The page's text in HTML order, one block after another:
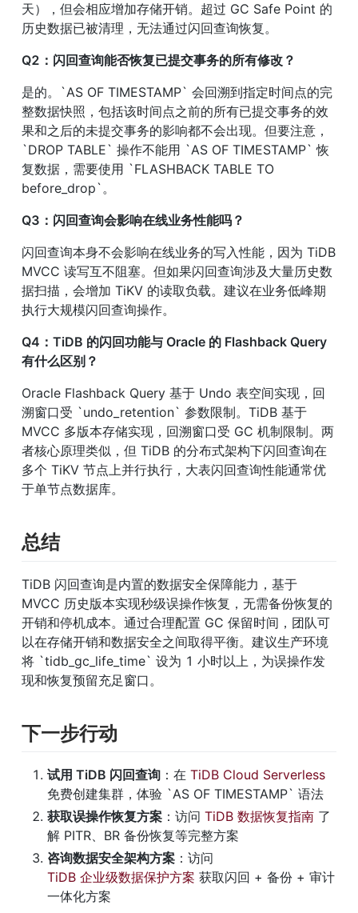
天），但会相应增加存储开销。超过 GC Safe Point 的
历史数据已被清理，无法通过闪回查询恢复。
Q2：闪回查询能否恢复已提交事务的所有修改？
是的。`AS OF TIMESTAMP` 会回溯到指定时间点的完
整数据快照，包括该时间点之前的所有已提交事务的效
果和之后的未提交事务的影响都不会出现。但要注意，
`DROP TABLE` 操作不能用 `AS OF TIMESTAMP` 恢
复数据，需要使用 `FLASHBACK TABLE TO
before_drop`。
Q3：闪回查询会影响在线业务性能吗？
闪回查询本身不会影响在线业务的写入性能，因为 TiDB
MVCC 读写互不阻塞。但如果闪回查询涉及大量历史数
据扫描，会增加 TiKV 的读取负载。建议在业务低峰期
执行大规模闪回查询操作。
Q4：TiDB 的闪回功能与 Oracle 的 Flashback Query
有什么区别？
Oracle Flashback Query 基于 Undo 表空间实现，回
溯窗口受 `undo_retention` 参数限制。TiDB 基于
MVCC 多版本存储实现，回溯窗口受 GC 机制限制。两
者核心原理类似，但 TiDB 的分布式架构下闪回查询在
多个 TiKV 节点上并行执行，大表闪回查询性能通常优
于单节点数据库。
总结
TiDB 闪回查询是内置的数据安全保障能力，基于
MVCC 历史版本实现秒级误操作恢复，无需备份恢复的
开销和停机成本。通过合理配置 GC 保留时间，团队可
以在存储开销和数据安全之间取得平衡。建议生产环境
将 `tidb_gc_life_time` 设为 1 小时以上，为误操作发
现和恢复预留充足窗口。
下一步行动
试用 TiDB 闪回查询 ：在 TiDB Cloud Serverless
免费创建集群，体验 `AS OF TIMESTAMP` 语法
获取误操作恢复方案 ：访问 TiDB 数据恢复指南 了
解 PITR、BR 备份恢复等完整方案
咨询数据安全架构方案 ：访问
TiDB 企业级数据保护方案 获取闪回 + 备份 + 审计
一体化方案